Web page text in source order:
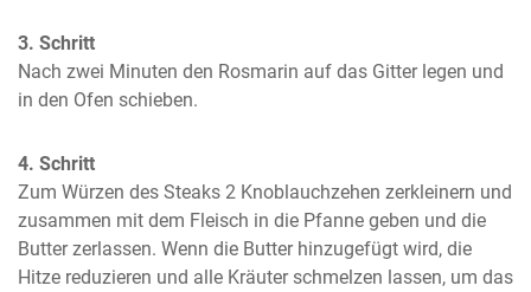
3. Schritt
Nach zwei Minuten den Rosmarin auf das Gitter legen und
in den Ofen schieben.
4. Schritt
Zum Würzen des Steaks 2 Knoblauchzehen zerkleinern und
zusammen mit dem Fleisch in die Pfanne geben und die
Butter zerlassen. Wenn die Butter hinzugefügt wird, die
Hitze reduzieren und alle Kräuter schmelzen lassen, um das